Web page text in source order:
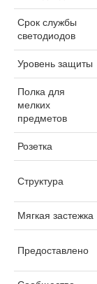
Срок службы
светодиодов
Уровень защиты
Полка для
мелких
предметов
Розетка
Структура
Мягкая застежка
Предоставлено